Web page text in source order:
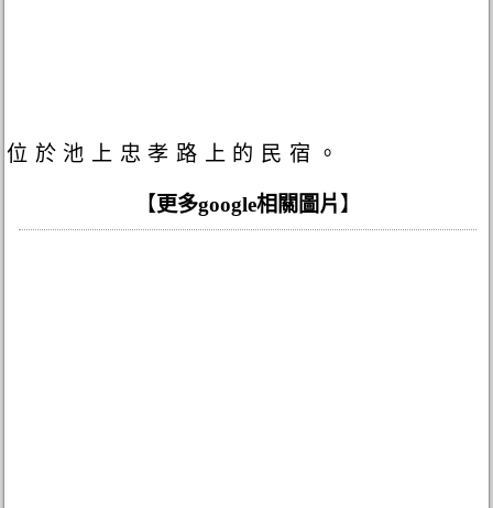
位於池上忠孝路上的民宿。
【 更多google相關圖片 】